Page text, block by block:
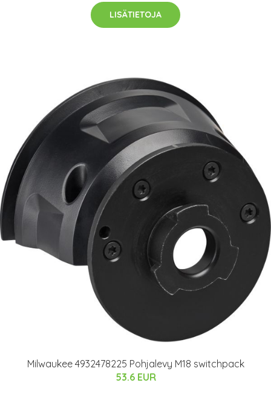
LISÄTIETOJA
Milwaukee 4932478225 Pohjalevy M18 switchpack
53.6 EUR